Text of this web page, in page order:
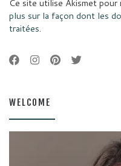
plus sur la façon dont les
traitées.
WELCOME